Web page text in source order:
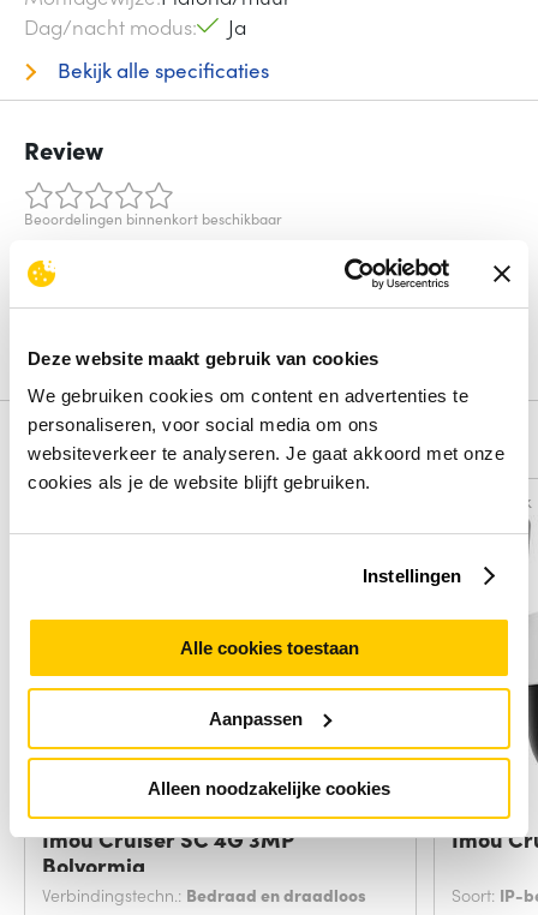
Deze website maakt gebruik van cookies
We gebruiken cookies om content en advertenties te
personaliseren, voor social media om ons
websiteverkeer te analyseren. Je gaat akkoord met onze
cookies als je de website blijft gebruiken.
Instellingen
Alle cookies toestaan
Aanpassen
Alleen noodzakelijke cookies
Dag/nacht modus
Ja
Bekijk alle specificaties
Review
Beoordelingen binnenkort beschikbaar
Deel je ervaring met het product door het schrijven van een
review.
Alternatieven
Imou Cruiser SC 4G 3MP
Bolvormig
Verbindingstechn.: Bedraad en draadloos
Vergelijk
Imou
Soort: IP-